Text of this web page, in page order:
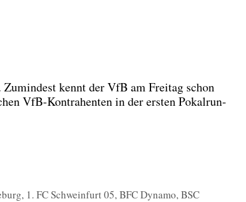
kennt der VfB am Frei­tag schon
VfB-Kon­tra­hen­ten in der ers­ten Pokal­run­
, 1. FC Schweinfurt 05,BFC Dynamo,BSC